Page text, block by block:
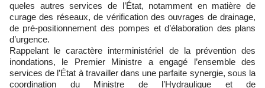
queles autres services de l’État, notamment en matière de
curage des réseaux, de vérification des ouvrages de drainage,
de pré-positionnement des pompes et d’élaboration des plans
d’urgence.
Rappelant le caractère interministériel de la prévention des
inondations, le Premier Ministre a engagé l’ensemble des
services de l’État à travailler dans une parfaite synergie, sous la
coordination du Ministre de l’Hydraulique et de